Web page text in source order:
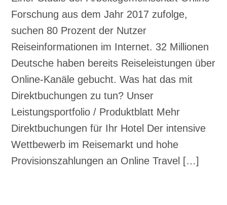
Forschung aus dem Jahr 2017 zufolge,
suchen 80 Prozent der Nutzer
Reiseinformationen im Internet. 32 Millionen
Deutsche haben bereits Reiseleistungen über
Online-Kanäle gebucht. Was hat das mit
Direktbuchungen zu tun? Unser
Leistungsportfolio / Produktblatt Mehr
Direktbuchungen für Ihr Hotel Der intensive
Wettbewerb im Reisemarkt und hohe
Provisionszahlungen an Online Travel […]